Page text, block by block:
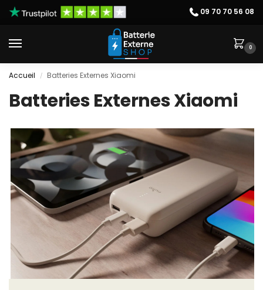
09 70 70 56 08
0
Accueil / Batteries Externes Xiaomi
Batteries Externes Xiaomi